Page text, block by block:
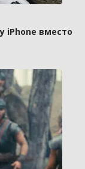
iPhone вместо